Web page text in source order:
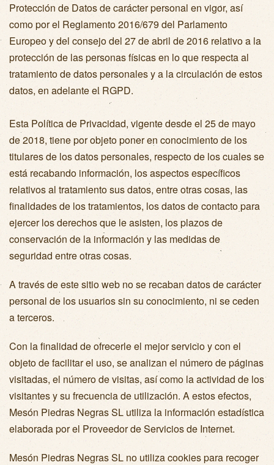
Protección de Datos de carácter personal en vigor, así
como por el Reglamento 2016/679 del Parlamento
Europeo y del consejo del 27 de abril de 2016 relativo a la
protección de las personas físicas en lo que respecta al
tratamiento de datos personales y a la circulación de estos
datos, en adelante el RGPD.
Esta Política de Privacidad, vigente desde el 25 de mayo
de 2018, tiene por objeto poner en conocimiento de los
titulares de los datos personales, respecto de los cuales se
está recabando información, los aspectos específicos
relativos al tratamiento sus datos, entre otras cosas, las
finalidades de los tratamientos, los datos de contacto para
ejercer los derechos que le asisten, los plazos de
conservación de la información y las medidas de
seguridad entre otras cosas.
A través de este sitio web no se recaban datos de carácter
personal de los usuarios sin su conocimiento, ni se ceden
a terceros.
Con la finalidad de ofrecerle el mejor servicio y con el
objeto de facilitar el uso, se analizan el número de páginas
visitadas, el número de visitas, así como la actividad de los
visitantes y su frecuencia de utilización. A estos efectos,
Mesón Piedras Negras SL utiliza la información estadística
elaborada por el Proveedor de Servicios de Internet.
Mesón Piedras Negras SL no utiliza cookies para recoger